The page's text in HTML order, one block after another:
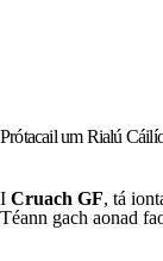
Prótacail um Rialú
I Cruach GF, tá
Téann gach aonad